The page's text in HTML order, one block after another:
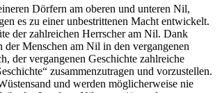
Dörfern am oberen und unteren Nil,
es zu einer unbestrittenen Macht entwickelt.
der zahlreichen Herrscher am Nil. Dank
der Menschen am Nil in den vergangenen
der vergangenen Geschichte zahlreiche
zusammenzutragen und vorzustellen.
und werden möglicherweise nie